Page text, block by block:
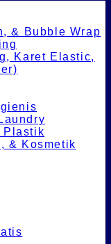
& Bubble Wrap
Karet Elastic,
Plastik
& Kosmetik